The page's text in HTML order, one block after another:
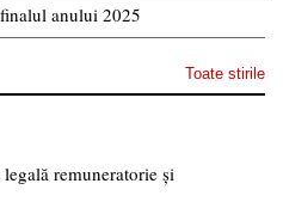
anului 2025
Toate stirile
remuneratorie și